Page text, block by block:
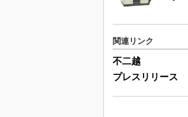
関連リンク
不二越
プレスリリース